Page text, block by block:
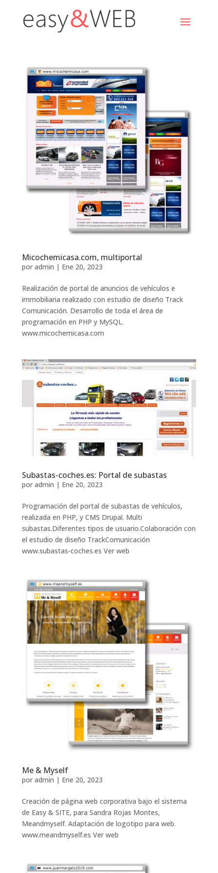
Micochemicasa.com, multiportal
por admin | Ene 20, 2023
Realización de portal de anuncios de vehículos e
immobiliaria realizado con estudio de diseño Track
Comunicación. Desarrollo de toda el área de
programación en PHP y MySQL.
www.micochemicasa.com
Subastas-coches.es: Portal de subastas
por admin | Ene 20, 2023
Programación del portal de subastas de vehículos,
realizada en PHP, y CMS Drupal. Multi
subastas.Diferentes tipos de usuario.Colaboración con
el estudio de diseño TrackComunicación
www.subastas-coches.es Ver web
Me & Myself
por admin | Ene 20, 2023
Creación de página web corporativa bajo el sistema
de Easy & SITE, para Sandra Rojas Montes,
Meandmyself. Adaptación de logotipo para web.
www.meandmyself.es Ver web